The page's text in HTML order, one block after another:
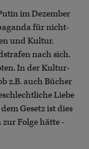
im Dezember
für nicht-
und Kultur.
nach sich.
In der Kultur-
z.B. auch Bücher
Liebe
Gesetz ist dies
Folge hätte -